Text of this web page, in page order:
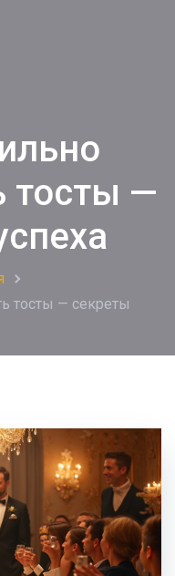
тосты —
тосты — секреты